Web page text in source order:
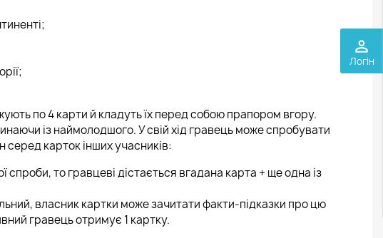
perm_identity
Логін
по 4 карти й кладуть їх перед собою прапором вгору.
із наймолодшого. У свій хід гравець може спробувати
серед карток інших учасників:
спроби, то гравцеві дістається вгадана карта + ще одна із
власник картки може зачитати факти-підказки про цю
гравець отримує 1 картку.